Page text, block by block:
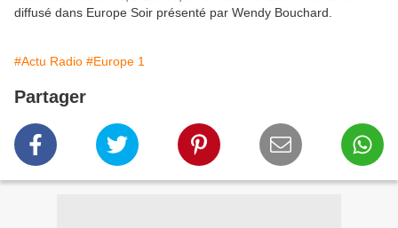
diffusé dans Europe Soir présenté par Wendy Bouchard.
#Actu Radio #Europe 1
Partager